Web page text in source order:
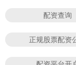
配资查询
正规股票配资